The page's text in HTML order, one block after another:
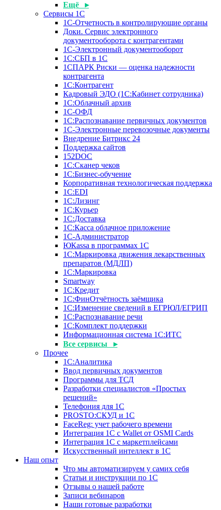
Ещё ▸
Сервисы 1С
1С-Отчетность в контролирующие органы
Доки. Сервис электронного
документооборота с контрагентами
1С-Электронный документооборот
1С:СБП в 1С
1СПАРК Риски — оценка надежности
контрагента
1С:Контрагент
Кадровый ЭДО (1С:Кабинет сотрудника)
1С:Облачный архив
1С-ОФД
1С:Распознавание первичных документов
1С-Электронные перевозочные документы
Внедрение Битрикс 24
Поддержка сайтов
152DOC
1С:Сканер чеков
1С:Бизнес-обучение
Корпоративная технологическая поддержка
1С:ЕDI
1С:Лизинг
1С:Курьер
1С:Доставка
1С:Касса облачное приложение
1С-Администратор
ЮКаssа в программах 1С
1С:Маркировка движения лекарственных
препаратов (МДЛП)
1С:Маркировка
Smartway
1С:Кредит
1С:ФинОтчётность заёмщика
1С:Изменение сведений в ЕГРЮЛ/ЕГРИП
1С:Распознавание речи
1С:Комплект поддержки
Информационная система 1С:ИТС
Все сервисы ▸
Прочее
1С:Аналитика
Ввод первичных документов
Программы для ТСД
Разработки специалистов «Простых
решений»
Телефония для 1С
PROSTO:СКУД и 1С
FaceReg: учет рабочего времени
Интеграция 1С с Wallet от OSMI Cards
Интеграция 1С с маркетплейсами
Искусственный интеллект в 1С
Наш опыт
Что мы автоматизируем у самих себя
Статьи и инструкции по 1С
Отзывы о нашей работе
Записи вебинаров
Наши готовые разработки